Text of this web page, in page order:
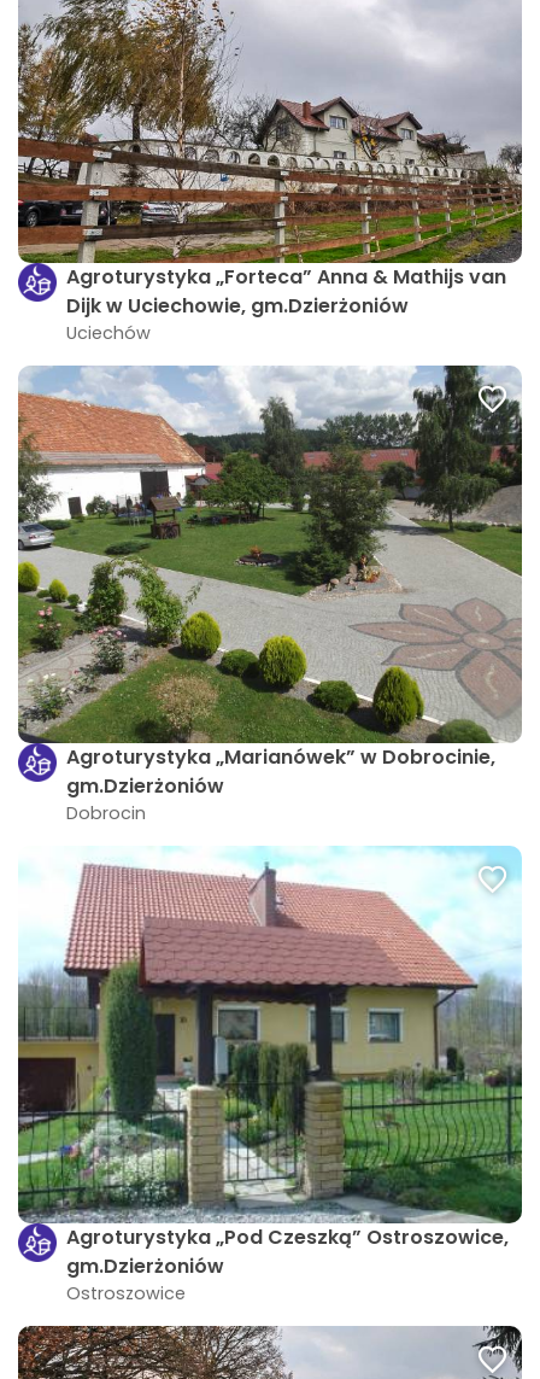
Agroturystyka „Forteca” Anna & Mathijs van
Dijk w Uciechowie, gm.Dzierżoniów
Uciechów
Agroturystyka „Marianówek” w Dobrocinie,
gm.Dzierżoniów
Dobrocin
Agroturystyka „Pod Czeszką” Ostroszowice,
gm.Dzierżoniów
Ostroszowice